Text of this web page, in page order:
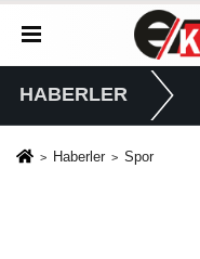
HABERLER
Haberler Spor